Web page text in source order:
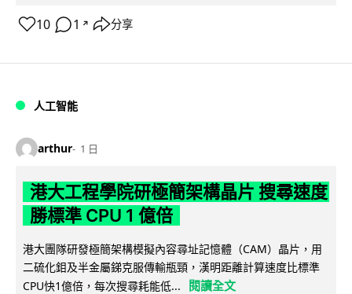
10 1 ↗ 分享
人工智能
arthur 1 日
港大工程學院研極簡架構晶片 搜尋速度
勝標準 CPU 1 億倍
港大團隊研發極簡架構模擬內容尋址記憶體（CAM）晶片，用
二硫化鉬及半金屬銻克服傳輸瓶頸，漢明距離計算速度比標準
CPU快1億倍，每次搜尋耗能低...
閱讀全文